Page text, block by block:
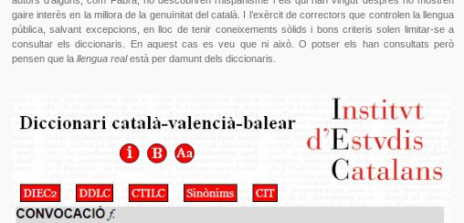
gaire interès en la millora de la genuïnitat del català. I l’exèrcit de correctors que controlen la llengua
pública, salvant excepcions, en lloc de tenir coneixements sòlids i bons criteris solen limitar-se a
consultar els diccionaris. En aquest cas es veu que ni això. O potser els han consultats però
pensen que la llengua realestà per damunt dels diccionaris.